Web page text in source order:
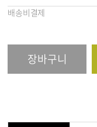
배송비결제
장바구니